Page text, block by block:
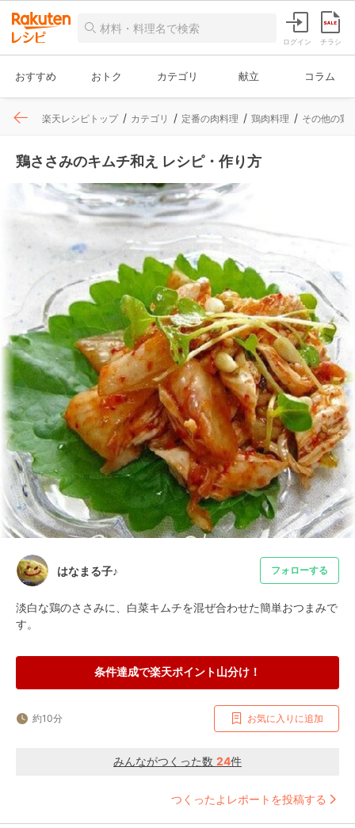
ログイン チラシ
おすすめ おトク カテゴリ 献立 コラム
楽天レシピトップ カテゴリ 定番の肉料理 鶏肉料理 その他の鶏
鶏ささみのキムチ和え レシピ・作り方
はなまる子♪ フォローする
淡白な鶏のささみに、白菜キムチを混ぜ合わせた簡単おつまみで
す。
条件達成で楽天ポイント山分け！
約10分 お気に入りに追加
みんながつくった数 24件
つくったよレポートを投稿する